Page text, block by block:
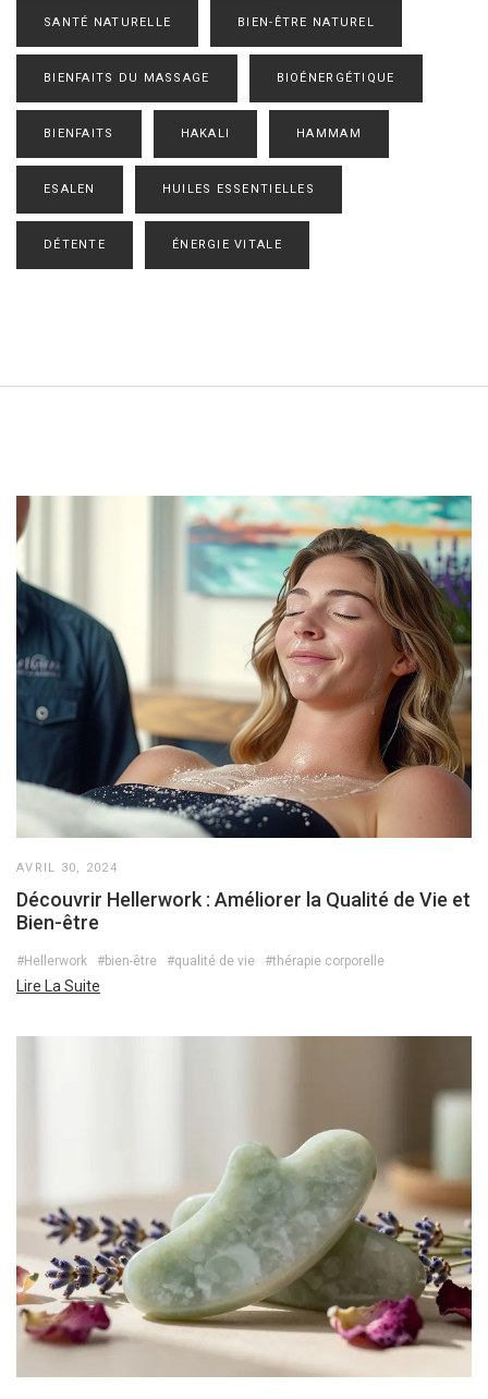
SANTÉ NATURELLE BIEN-ÊTRE NATUREL
BIENFAITS DU MASSAGE BIOÉNERGÉTIQUE
BIENFAITS HAKALI HAMMAM
ESALEN HUILES ESSENTIELLES
DÉTENTE ÉNERGIE VITALE
AVRIL 30, 2024
Découvrir Hellerwork : Améliorer la Qualité de Vie et
Bien-être
#Hellerwork #bien-être #qualité de vie #thérapie corporelle
Lire La Suite